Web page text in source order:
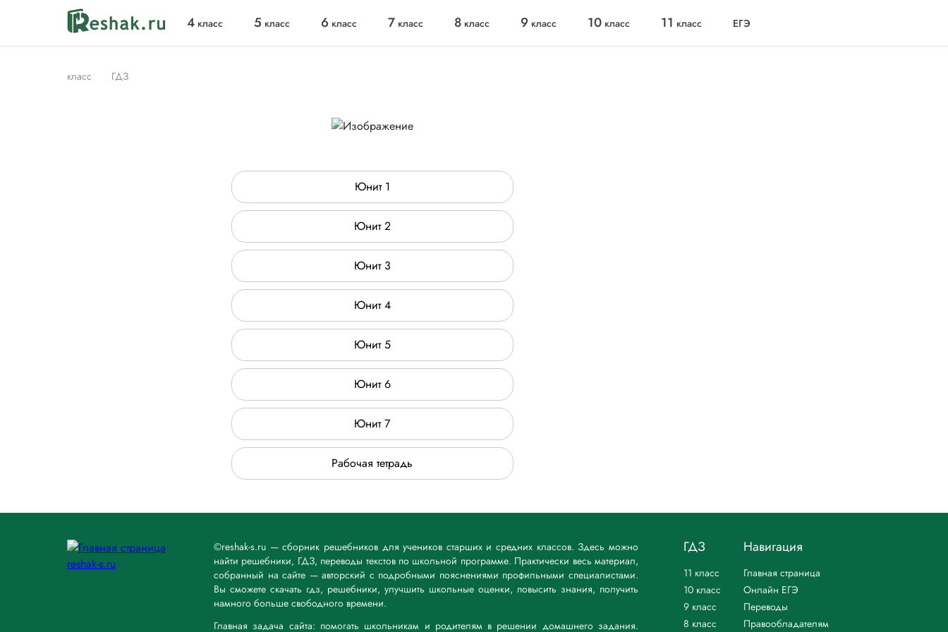
4 класс 5 класс 6 класс 7 класс 8 класс 9 класс 10 класс 11 класс ЕГЭ
класс ГДЗ
Юнит 1
Юнит 2
Юнит 3
Юнит 4
Юнит 5
Юнит 6
Юнит 7
Рабочая тетрадь
©reshak-s.ru — сборник решебников для учеников старших и средних классов. Здесь можно
найти решебники, ГДЗ, переводы текстов по школьной программе. Практически весь материал,
собранный на сайте — авторский с подробными пояснениями профильными специалистами.
Вы сможете скачать гдз, решебники, улучшить школьные оценки, повысить знания, получить
намного больше свободного времени.
Главная задача сайта: помогать школьникам и родителям в решении домашнего задания.
ГДЗ
11 класс
10 класс
9 класс
8 класс
Навигация
Главная страница
Онлайн ЕГЭ
Переводы
Правообладателям